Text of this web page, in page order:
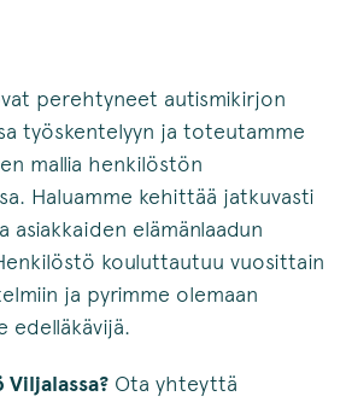
perehtyneet autismikirjon
työskentelyyn ja toteutamme
mallia henkilöstön
Haluamme kehittää jatkuvasti
asiakkaiden elämänlaadun
kouluttautuu vuosittain
ja pyrimme olemaan
edelläkävijä.
Ota yhteyttä